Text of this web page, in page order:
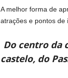
A melhor forma de
atrações e pontos de
Do centro da
castelo, do